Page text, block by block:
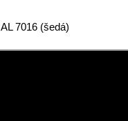
7016 (šedá)